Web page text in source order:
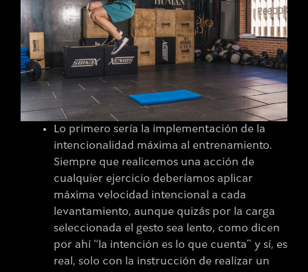
Lo primero sería la implementación de la
intencionalidad máxima al entrenamiento.
Siempre que realicemos una acción de
cualquier ejercicio deberíamos aplicar
máxima velocidad intencional a cada
levantamiento, aunque quizás por la carga
seleccionada el gesto sea lento, como dicen
por ahí “la intención es lo que cuenta” y sí, es
real, solo con la instrucción de realizar un